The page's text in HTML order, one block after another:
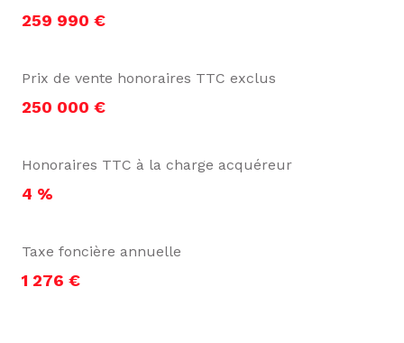
259 990 €
Prix de vente honoraires TTC exclus
250 000 €
Honoraires TTC à la charge acquéreur
4 %
Taxe foncière annuelle
1 276 €